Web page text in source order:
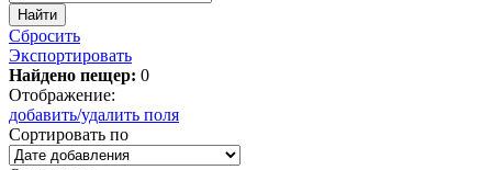
Сбросить
Экспортировать
Найдено пещер: 0
Отображение:
добавить/удалить поля
Сортировать по